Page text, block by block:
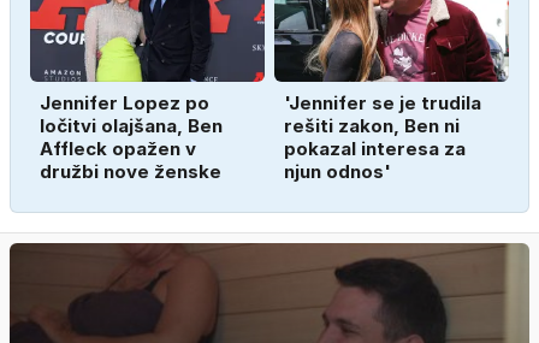
Jennifer Lopez po
ločitvi olajšana, Ben
Affleck opažen v
družbi nove ženske
'Jennifer se je trudila
rešiti zakon, Ben ni
pokazal interesa za
njun odnos'